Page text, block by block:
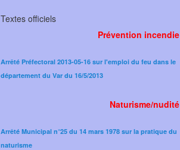
Textes officiels
Prévention incendie
Arrêté Préfectoral 2013-05-16 sur l'emploi du feu dans le
département du Var du 16/5/2013
Naturisme/nudité
Arrêté Municipal n°25 du 14 mars 1978 sur la pratique du
naturisme